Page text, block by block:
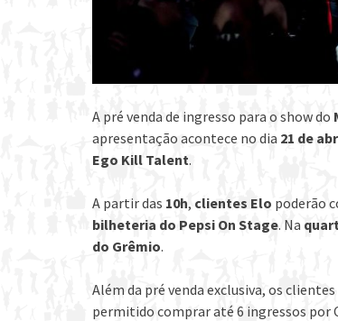
A pré venda de ingresso para o show do
apresentação acontece no dia 21 de
Ego Kill Talent.
A partir das 10h, clientes Elo poderão
bilheteria do Pepsi On Stage. Na
do Grêmio.
Além da pré venda exclusiva, os
permitido comprar até 6 ingressos por